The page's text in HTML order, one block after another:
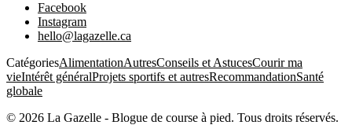
Facebook
Instagram
hello@lagazelle.ca
CatégoriesAlimentationAutresConseils et AstucesCourir ma
vieIntérêt généralProjets sportifs et autresRecommandationSanté
globale
© 2026 La Gazelle - Blogue de course à pied. Tous droits réservés.